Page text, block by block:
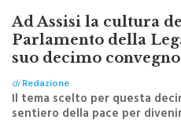
Ad Assisi la cultura
Parlamento della
suo decimo
diRedazione
Il tema scelto per questa
sentiero della pace per